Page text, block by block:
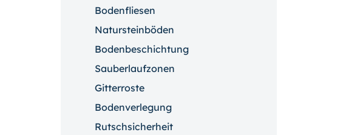
Bodenfliesen
Natursteinböden
Bodenbeschichtung
Sauberlaufzonen
Gitterroste
Bodenverlegung
Rutschsicherheit